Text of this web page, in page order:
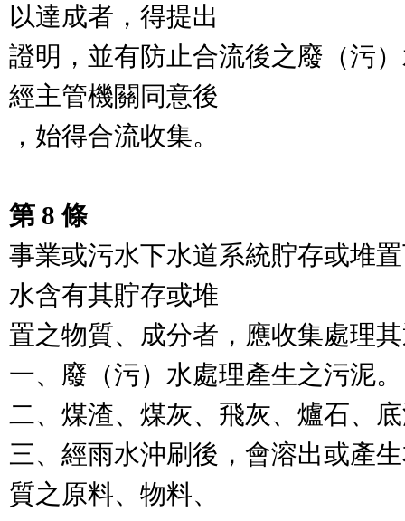
以達成者，得提出
證明，並有防止合流後之廢（污
經主管機關同意後
，始得合流收集。
第 8 條
事業或污水下水道系統貯存或堆
水含有其貯存或堆
置之物質、成分者，應收集處理
一、廢（污）水處理產生之污泥。
二、煤渣、煤灰、飛灰、爐石、
三、經雨水沖刷後，會溶出或產
質之原料、物料、